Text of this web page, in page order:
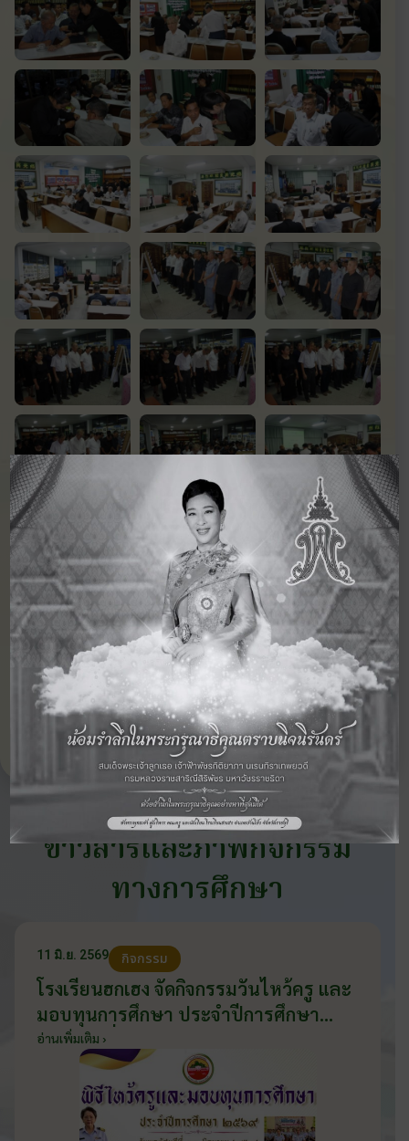
‹ กิจกรรม
ก่อนหน้า
ดูภาพกิจกรรม
อื่นๆ ในปี 2559
กิจกรรม
ถัดไป ›
ข่าวสารและภาพกิจกรรม
ทางการศึกษา
11 มิ.ย. 2569 กิจกรรม
โรงเรียนฮกเฮง จัดกิจกรรมวันไหว้ครู และ
มอบทุนการศึกษา ประจำปีการศึกษา
2569 วันที่ 11 มิถุนายน 2569
อ่านเพิ่มเติม ›